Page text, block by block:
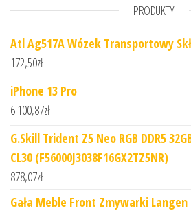
PRODUKTY
Atl Ag517A Wózek Transportowy
172,50zł
iPhone 13 Pro
6 100,87zł
G.Skill Trident Z5 Neo RGB DDR5
CL30 (F56000J3038F16GX2TZ5NR)
878,07zł
Gała Meble Front Zmywarki Langen